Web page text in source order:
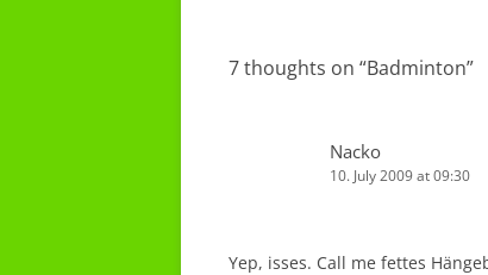
7 thoughts on “Badminton”
Nacko
10. July 2009 at 09:30
Yep, isses. Call me fettes